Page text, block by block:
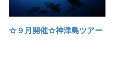
☆９月開催☆神津島ツアー